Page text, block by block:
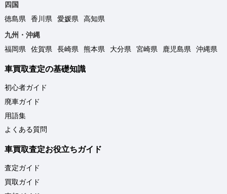
四国
徳島県
香川県 愛媛県
高知県
九州・沖縄
福岡県
佐賀県 長崎県 熊本県 大分県 宮崎県 鹿児島県 沖縄県
車買取査定の基礎知識
初心者ガイド
廃車ガイド
用語集
よくある質問
車買取査定お役立ちガイド
査定ガイド
買取ガイド